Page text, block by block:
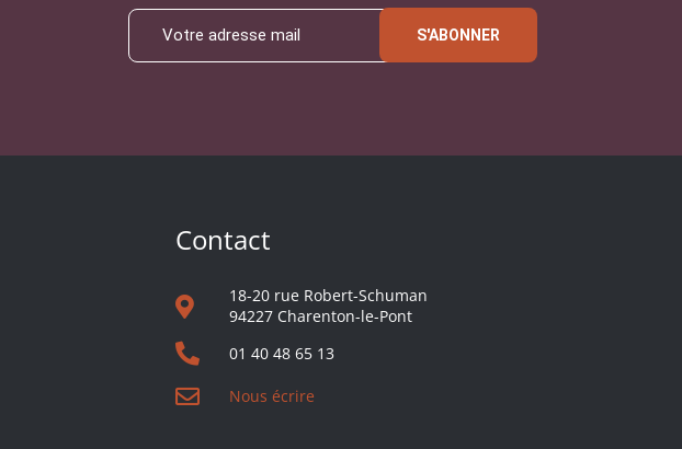
S'ABONNER
Contact
18-20 rue Robert-Schuman
94227 Charenton-le-Pont
01 40 48 65 13
Nous écrire